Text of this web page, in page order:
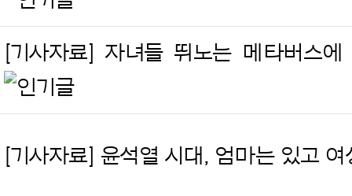
[기사자료] 자녀들 뛰노는 메타버스
[기사자료] 윤석열 시대, 엄마는 있고